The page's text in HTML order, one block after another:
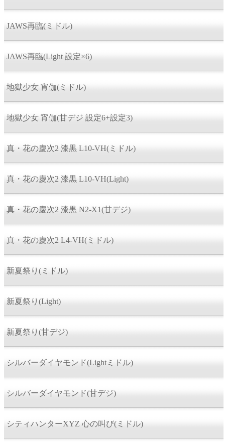
JAWS再臨(ミドル)
JAWS再臨(Light 設定×6)
地獄少女 宵伽(ミドル)
地獄少女 宵伽(甘デジ 設定6+設定3)
真・花の慶次2 漆黒 L10-VH(ミドル)
真・花の慶次2 漆黒 L10-VH(Light)
真・花の慶次2 漆黒 N2-X1(甘デジ)
真・花の慶次2 L4-VH(ミドル)
新夏祭り(ミドル)
新夏祭り(Light)
新夏祭り(甘デジ)
シルバーダイヤモンド(Lightミドル)
シルバーダイヤモンド(甘デジ)
シティハンターXYZ 心の叫び(ミドル)